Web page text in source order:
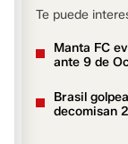
Te puede
Manta FC
ante 9 de
Brasil
decomisan